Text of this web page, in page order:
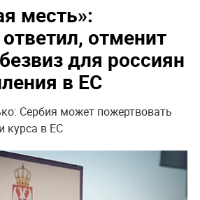
месть»:
отменит
для россиян
в ЕС
Сербия может пожертвовать
курса в ЕС